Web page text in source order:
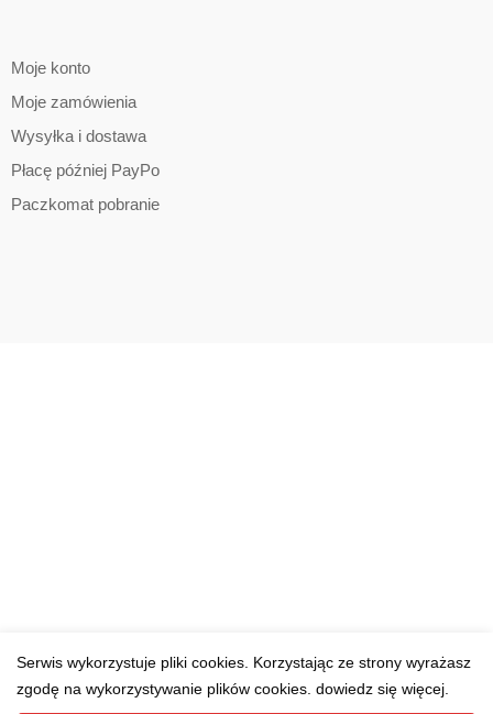
Moje konto
Moje zamówienia
Wysyłka i dostawa
Płacę później PayPo
Paczkomat pobranie
Serwis wykorzystuje pliki cookies. Korzystając ze strony wyrażasz
zgodę na wykorzystywanie plików cookies. dowiedz się więcej.